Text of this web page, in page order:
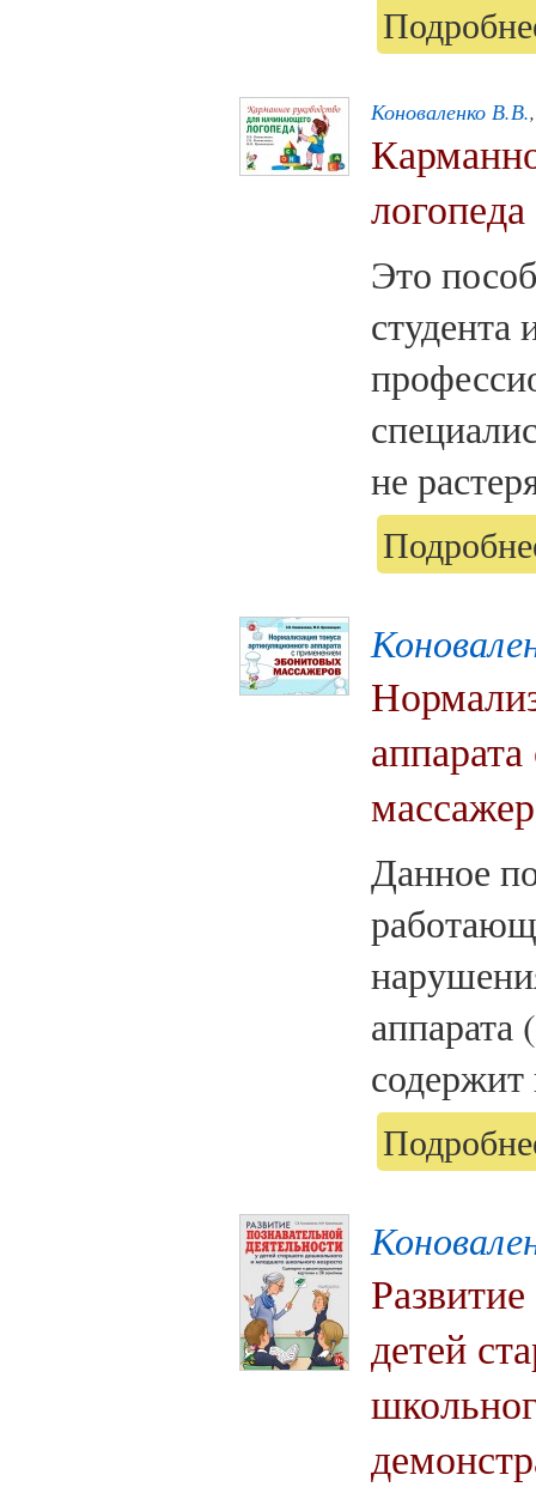
Коноваленко В.В.
логопеда
Это
не
Данное
содержит
детей